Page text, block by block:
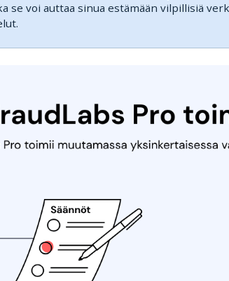
se voi auttaa sinua estämään vilpillisiä